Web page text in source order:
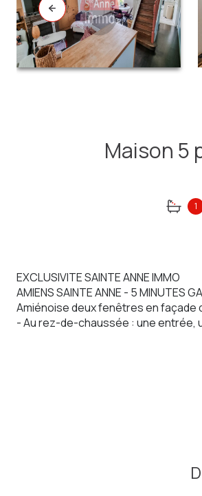
1
EXCLUSIVITE SAINTE ANNE IMMO
AMIENS SAINTE ANNE - 5 MINUTES
Amiénoise deux fenêtres en façade
- Au rez-de-chaussée : une entrée,
- Au 1er étage : un palier
- Au 2ème étage : un palier
Contactez Mathieu au